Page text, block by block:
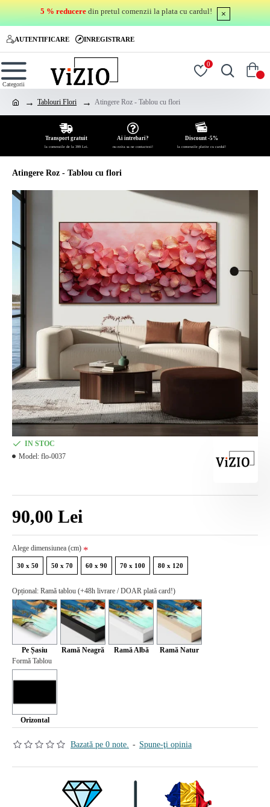
5 % reducere din pretul comenzii la plata cu cardul!
AUTENTIFICARE INREGISTRARE
0
Tablouri Flori Atingere Roz - Tablou cu flori
Transport gratuit
la comenzile de la 399 Lei.
Ai intrebari?
nu ezita sa ne contactezi!
Discount -5%
la comenzile platite cu cardul!
Atingere Roz - Tablou cu flori
Bazată pe 0 note. - Spune-ţi opinia
90,00 Lei
IN STOC
Model: flo-0037
Alege dimensiunea (cm)
30 x 50 50 x 70 60 x 90 70 x 100 80 x 120
Opțional: Ramă tablou (+48h livrare / DOAR plată card!)
Pe Șasiu Ramă Neagră Ramă Albă
Ramă Natur
Formă Tablou
Orizontal